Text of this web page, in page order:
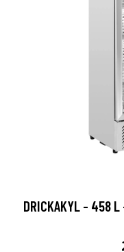
DRICKAKYL - 458 L